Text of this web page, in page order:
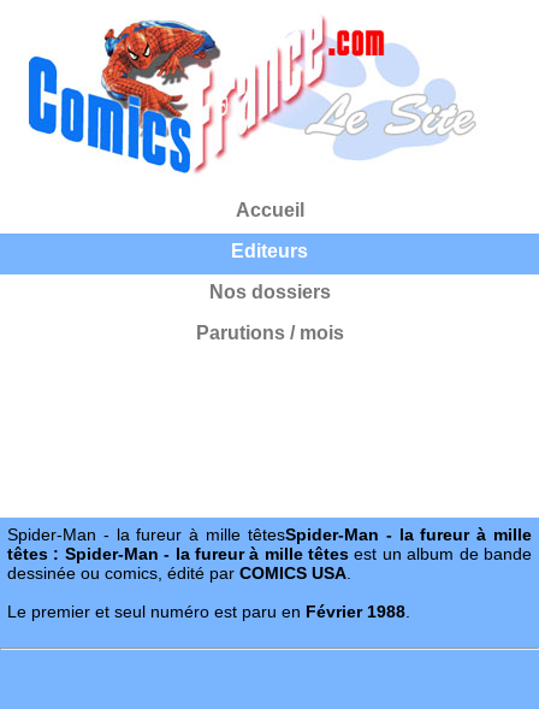
Accueil
Editeurs
Nos dossiers
Parutions / mois
Spider-Man - la fureur à mille têtesSpider-Man - la fureur à mille
têtes : Spider-Man - la fureur à mille têtes est un album de bande
dessinée ou comics, édité par COMICS USA
Le premier et seul numéro est paru en Février 1988